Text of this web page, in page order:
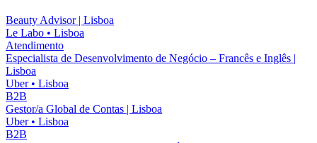
Beauty Advisor | Lisboa
Le Labo • Lisboa
Atendimento
Especialista de Desenvolvimento de Negócio – Francês e Inglês |
Lisboa
Uber • Lisboa
B2B
Gestor/a Global de Contas | Lisboa
Uber • Lisboa
B2B